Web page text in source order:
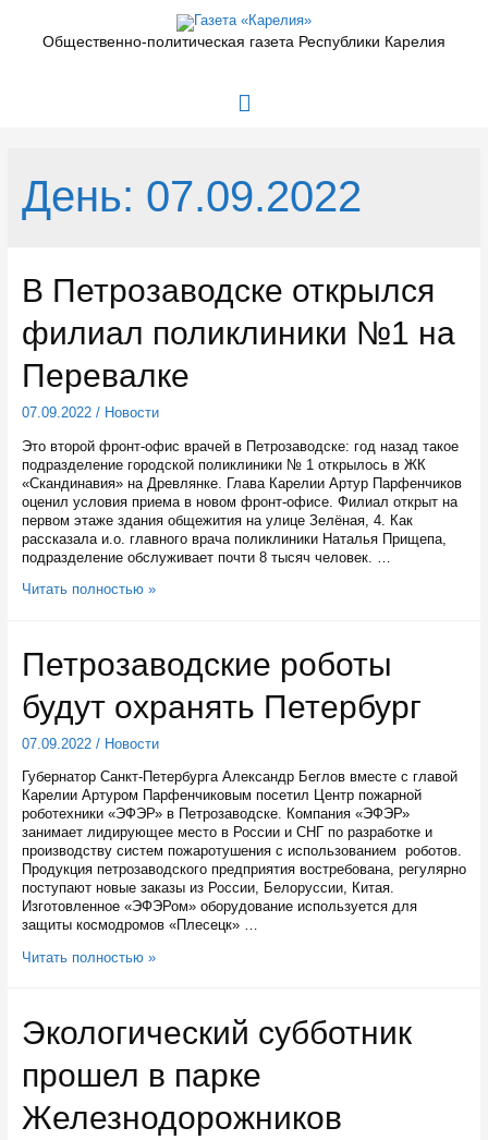
содержимомуОбщественно-политическая газета Республики Карелия
Главное
День: 07.09.2022
В Петрозаводске открылся
филиал поликлиники №1 на
Перевалке
07.09.2022/ Новости
Это второй фронт-офис врачей в Петрозаводске: год назад такое
подразделение городской поликлиники № 1 открылось в ЖК
«Скандинавия» на Древлянке. Глава Карелии Артур Парфенчиков
оценил условия приема в новом фронт-офисе. Филиал открыт на
первом этаже здания общежития на улице Зелёная, 4. Как
рассказала и.о. главного врача поликлиники Наталья Прищепа,
подразделение обслуживает почти 8 тысяч человек. …
В
поликлиники
№1
на
Перевалке
Читать полностью »
Петрозаводские роботы
будут охранять Петербург
07.09.2022/ Новости
Губернатор Санкт-Петербурга Александр Беглов вместе с главой
Карелии Артуром Парфенчиковым посетил Центр пожарной
роботехники «ЭФЭР» в Петрозаводске. Компания «ЭФЭР»
занимает лидирующее место в России и СНГ по разработке и
производству систем пожаротушения с использованием роботов.
Продукция петрозаводского предприятия востребована, регулярно
поступают новые заказы из России, Белоруссии, Китая.
Изготовленное «ЭФЭРом» оборудование используется для
защиты космодромов «Плесецк» …
Петрозаводские
Петербург
Читать полностью »
Экологический субботник
прошел в парке
Железнодорожников